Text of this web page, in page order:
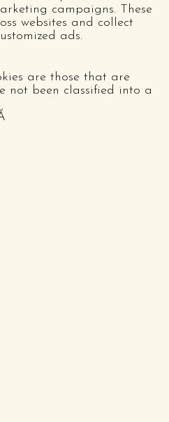
campaigns. These
websites and collect
ads.
are those that are
not been classified into a